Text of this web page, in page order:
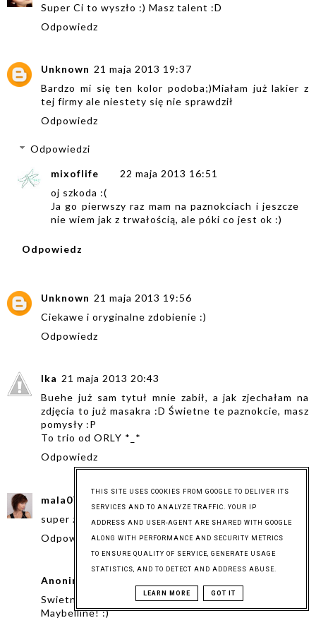
Super Ci to wyszło :) Masz talent :D
Odpowiedz
Unknown 21 maja 2013 19:37
Bardzo mi się ten kolor podoba;)Miałam już lakier z
tej firmy ale niestety się nie sprawdził
Odpowiedz
Odpowiedzi
mixoflife
22 maja 2013 16:51
oj szkoda :(
Ja go pierwszy raz mam na paznokciach i jeszcze
nie wiem jak z trwałością, ale póki co jest ok :)
Odpowiedz
Unknown 21 maja 2013 19:56
Ciekawe i oryginalne zdobienie :)
Odpowiedz
Ika 21 maja 2013 20:43
Buehe już sam tytuł mnie zabił, a jak zjechałam na
zdjęcia to już masakra :D Świetne te paznokcie, masz
pomysły :P
To trio od ORLY *_*
Odpowiedz
mala0727
super zdobienie! :)
Odpowiedz
Anonimowy
Swietne :) a w ogole to sliczny ten lakier z
Maybelline! :)
THIS SITE USES COOKIES FROM GOOGLE TO DELIVER ITS
SERVICES AND TO ANALYZE TRAFFIC. YOUR IP
ADDRESS AND USER-AGENT ARE SHARED WITH GOOGLE
ALONG WITH PERFORMANCE AND SECURITY METRICS
TO ENSURE QUALITY OF SERVICE, GENERATE USAGE
STATISTICS, AND TO DETECT AND ADDRESS ABUSE.
LEARN MORE GOT IT